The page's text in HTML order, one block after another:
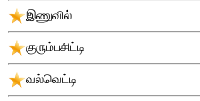
இணுவில்
குரும்பசிட்டி
வல்வெட்டி